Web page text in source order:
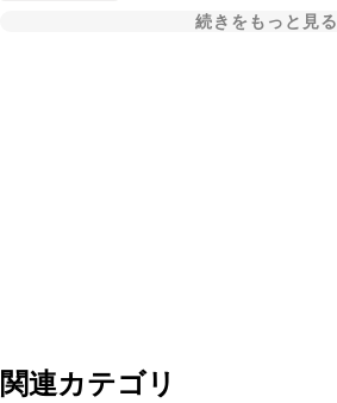
続きをもっと見る
関連カテゴリ